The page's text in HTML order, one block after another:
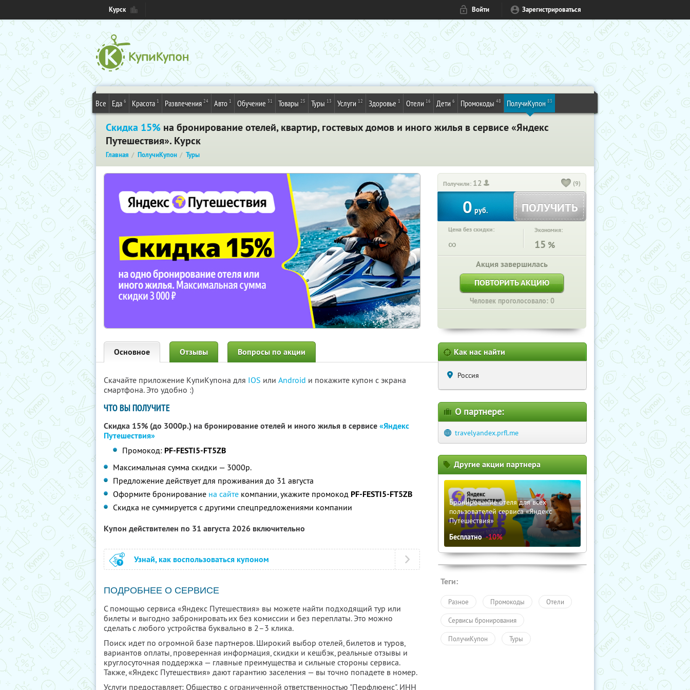
Курск Войти Зарегистрироваться
Все Еда 6 Красота 1 Развлечения 24 Авто 1 Обучение 31 Товары 25 Туры 13 Услуги 12 Здоровье 1 Отели 16 Дети 6 Промокоды 48 ПолучиКупон 83
Скидка 15% на бронирование отелей, квартир, гостевых домов и иного жилья в сервисе «Яндекс
Путешествия». Курск
Главная ПолучиКупон Туры
Получили: 12 (9)
0 руб. ПОЛУЧИТЬ
Цена без скидки:
∞
Экономия:
15 %
Акция завершилась
ПОВТОРИТЬ АКЦИЮ
Человек проголосовало: 0
Основное Отзывы Вопросы по акции
Скачайте приложение КупиКупона для IOS или Android и покажите купон с экрана
смартфона. Это удобно :)
ЧТО ВЫ ПОЛУЧИТЕ
Скидка 15% (до 3000р.) на бронирование отелей и иного жилья в сервисе«Яндекс
Путешествия»
Промокод: PF-FESTI5-FT5ZB
Максимальная сумма скидки — 3000р.
Предложение действует для проживания до 31 августа
Оформите бронирование на сайте компании, укажите промокод PF-FESTI5-FT5ZB
Скидка не суммируется с другими спецпредложениями компании
Купон действителен по 31 августа 2026 включительно
Узнай, как воспользоваться купоном
ПОДРОБНЕЕ О СЕРВИСЕ
С помощью сервиса «Яндекс Путешествия» вы можете найти подходящий тур или
билеты и выгодно забронировать их без комиссии и без переплаты. Это можно
сделать с любого устройства буквально в 2–3 клика.
Поиск идет по огромной базе партнеров. Широкий выбор отелей, билетов и туров,
вариантов оплаты, проверенная информация, скидки и кешбэк, реальные отзывы и
круглосуточная поддержка — главные преимущества и сильные стороны сервиса.
Также, «Яндекс Путешествия» дают гарантию заселения — вы точно попадете в номер.
Услуги предоставляет: Общество с ограниченной ответственностью "Перфлюенс", ИНН
Как нас найти
Россия
О партнере:
travelyandex.prfl.me
Другие акции партнера
Бронирование отеля для всех
пользователей сервиса «Яндекс
Путешествия»
Бесплатно -10%
Теги:
Разное Промокоды Отели
Сервисы бронирования
ПолучиКупон Туры